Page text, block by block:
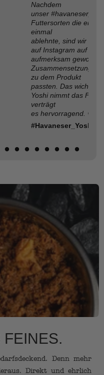
Nachdem
unser
Futtersorten die er
einmal
ablehnte, sind wir
auf Instagram auf
aufmerksam
Zusammensetzung
zu dem Produkt
passten. Das
Yoshi nimmt das
verträgt
es hervorragend. 🐶
#Havaneser_Yoshi
FEINES.
Denn mehr
Direkt und ehrlich